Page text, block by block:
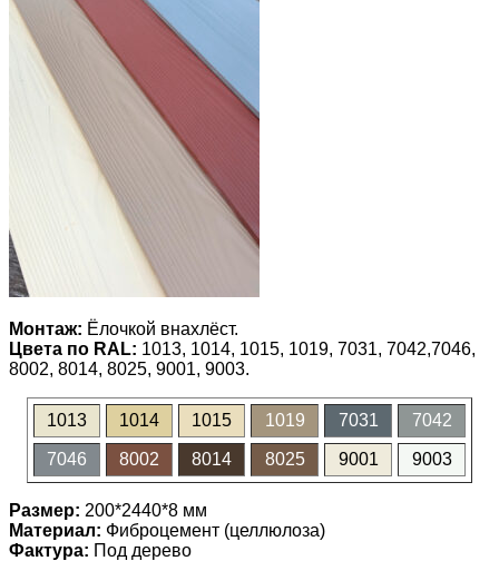
Монтаж: Ёлочкой внахлёст.
Цвета по RAL: 1013, 1014, 1015, 1019, 7031, 7042,7046,
8002, 8014, 8025, 9001, 9003.
1013 1014 1015 1019 7031 7042
7046 8002 8014 8025 9001 9003
Размер: 200*2440*8 мм
Материал: Фиброцемент (целлюлоза)
Фактура: Под дерево